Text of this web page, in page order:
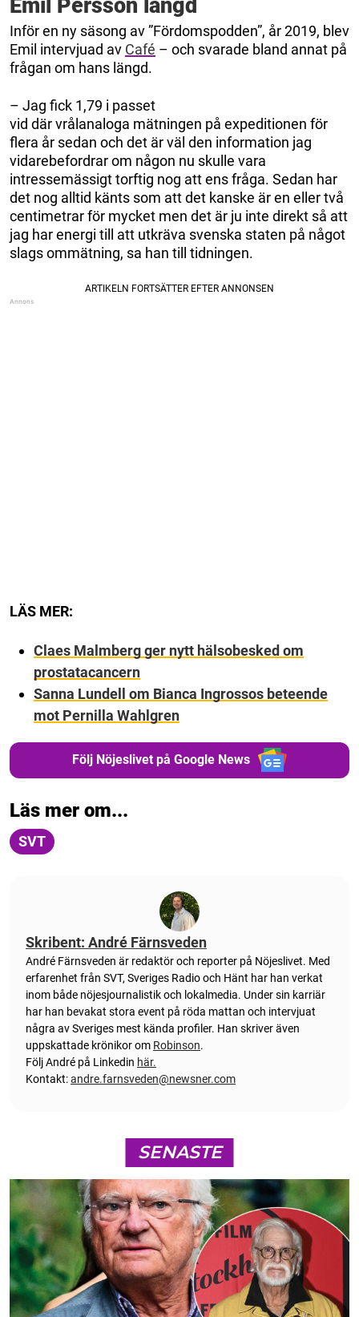
Emil Persson längd
Inför en ny säsong av ”Fördomspodden”, år 2019, blev
Emil intervjuad av Café – och svarade bland annat på
frågan om hans längd.
– Jag fick 1,79 i passet
vid där vrålanaloga mätningen på expeditionen för
flera år sedan och det är väl den information jag
vidarebefordrar om någon nu skulle vara
intressemässigt torftig nog att ens fråga. Sedan har
det nog alltid känts som att det kanske är en eller två
centimetrar för mycket men det är ju inte direkt så att
jag har energi till att utkräva svenska staten på något
slags ommätning, sa han till tidningen.
LÄS MER:
Claes Malmberg ger nytt hälsobesked om
prostatacancern
Sanna Lundell om Bianca Ingrossos beteende
mot Pernilla Wahlgren
Följ Nöjeslivet på Google News
Läs mer om...
SVT
Skribent: André Färnsveden
André Färnsveden är redaktör och reporter på Nöjeslivet. Med
erfarenhet från SVT, Sveriges Radio och Hänt har han verkat
inom både nöjesjournalistik och lokalmedia. Under sin karriär
har han bevakat stora event på röda mattan och intervjuat
några av Sveriges mest kända profiler. Han skriver även
uppskattade krönikor om Robinson.
Följ André på Linkedin här.
Kontakt:andre.farnsveden@newsner.com
SENASTE